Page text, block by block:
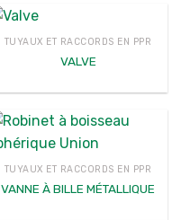
TUYAUX ET RACCORDS EN PPR
VALVE
TUYAUX ET RACCORDS EN PPR
VANNE À BILLE MÉTALLIQUE